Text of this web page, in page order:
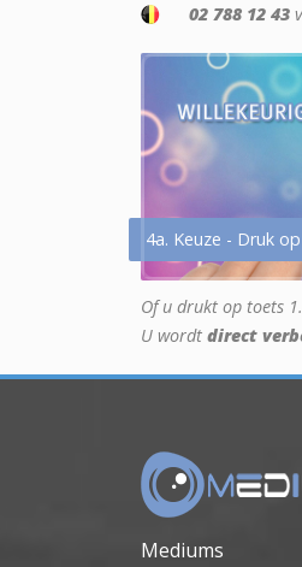
02 788 12 43
4a. Keuze - Druk
Of u drukt op toets 1.
U wordt direct
Mediums